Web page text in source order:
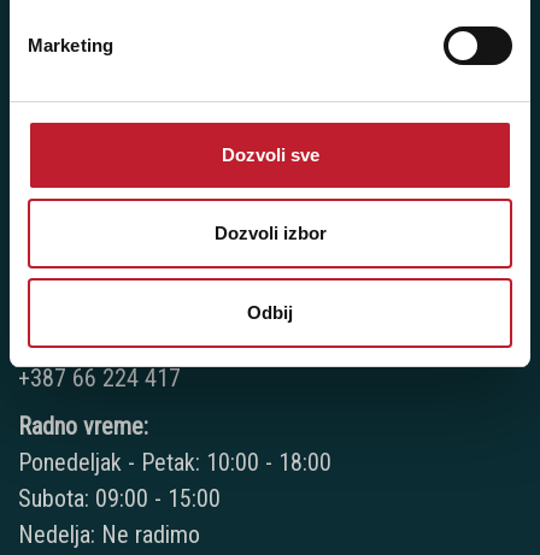
Marketing
Dozvoli sve
Dozvoli izbor
Odbij
JIB: 4403444110009
NAŠE PRODAVNICE
Bijeljina - Njegoševa 16
+387 55 209 104
+387 66 224 417
Radno vreme:
Ponedeljak - Petak: 10:00 - 18:00
Subota: 09:00 - 15:00
Nedelja: Ne radimo